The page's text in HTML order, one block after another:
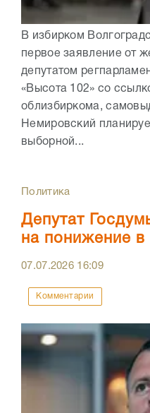
В избирком
первое заявление от
депутатом
«Высота 102» со
облизбиркома,
Немировский
выборной...
Политика
Депутат
на понижение в
07.07.2026 16:09
Комментарии